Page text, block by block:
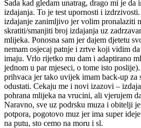
Sada kad gledam unatrag, drago mi je
izdajanja. To je test upornosti i
izdajanje zanimljivo jer volim pronalaziti
skratiti/smanjiti broj izdajanja uz
mlijeka. Ponosna sam jer dajem djetetu
nemam osjecaj patnje i zrtve koji vidim
imaju. Vrlo rijetko mu dam i adaptirano
jednom u par mjeseci, o tome isto
prihvaca jer tako uvijek imam back-up za
odustati. Cekaju me i novi izazovi –
pohrana mlijeka na vrucini, ali vjerujem
Naravno, sve uz podrsku muza i obitelji
potpora, pogotovo muz jer ima super
na putu, sto cemo na moru i sl.